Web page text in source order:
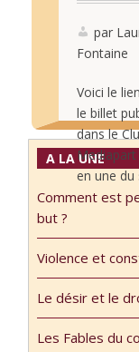
tion
texte
onnel
par
Fontaine
Voici le
le billet
dans le
en une du
1er février
sujet mon
passage
Question
sur France
Culture le
février Le
A LA UNE
Comment est
but ?
Violence et
Le désir et le
Les Fables du